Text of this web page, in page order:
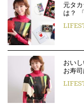
元タ
は？
おい
お寿